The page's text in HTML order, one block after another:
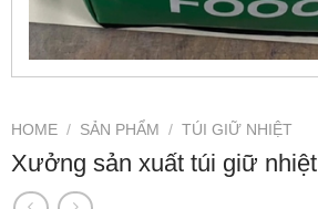
HOME / SẢN PHẨM / TÚI GIỮ NHIỆT
Xưởng sản xuất túi giữ nhiệt